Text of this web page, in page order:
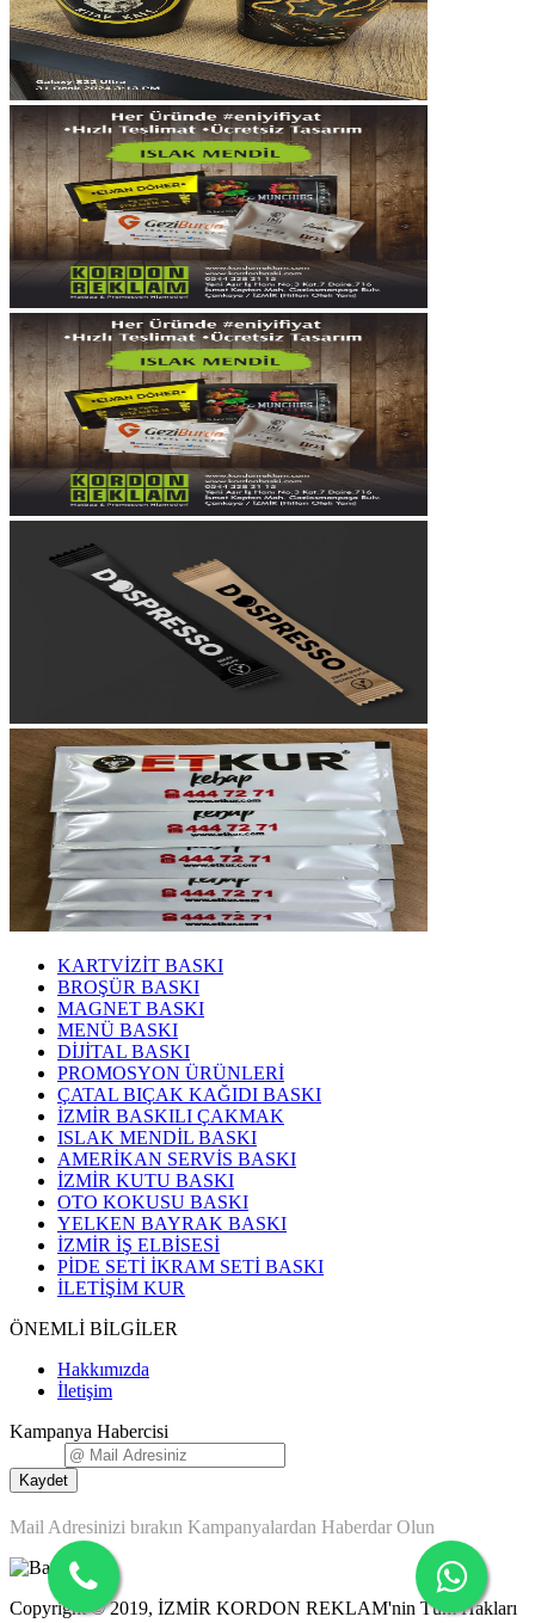
KARTVİZİT BASKI
BROŞÜR BASKI
MAGNET BASKI
MENÜ BASKI
DİJİTAL BASKI
PROMOSYON ÜRÜNLERİ
ÇATAL BIÇAK KAĞIDI BASKI
İZMİR BASKILI ÇAKMAK
ISLAK MENDİL BASKI
AMERİKAN SERVİS BASKI
İZMİR KUTU BASKI
OTO KOKUSU BASKI
YELKEN BAYRAK BASKI
İZMİR İŞ ELBİSESİ
PİDE SETİ İKRAM SETİ BASKI
İLETİŞİM KUR
ÖNEMLİ BİLGİLER
Hakkımızda
İletişim
Kampanya Habercisi
Kaydet
Mail Adresinizi bırakın Kampanyalardan Haberdar Olun
Copyright © 2019, İZMİR KORDON REKLAM'nin Tüm Hakları